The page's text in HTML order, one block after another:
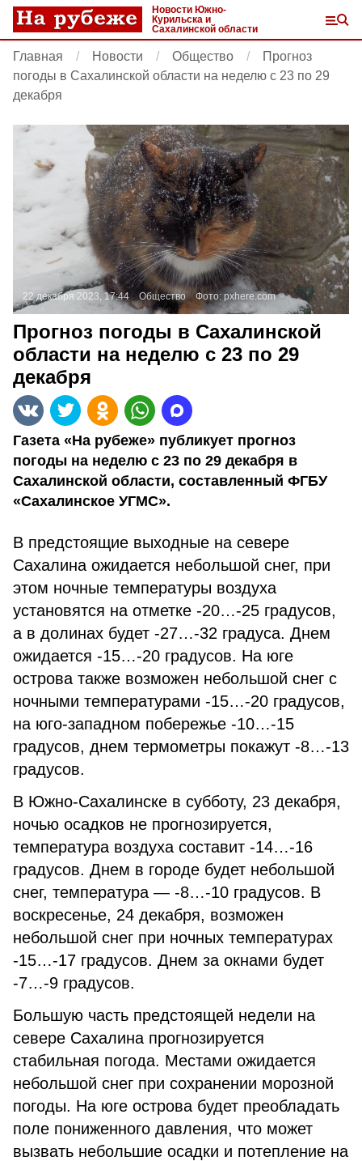
Новости Южно-
Курильска и
Сахалинской области
Главная Новости Общество
Прогноз
погоды в Сахалинской области на неделю с 23 по 29
декабря
22 декабря 2023, 17:44 Общество Фото: pxhere.com
Прогноз погоды в Сахалинской
области на неделю с 23 по 29
декабря
Газета «На рубеже» публикует прогноз
погоды на неделю с 23 по 29 декабря в
Сахалинской области, составленный ФГБУ
«Сахалинское УГМС».
В предстоящие выходные на севере
Сахалина ожидается небольшой снег, при
этом ночные температуры воздуха
установятся на отметке -20…-25 градусов,
а в долинах будет -27…-32 градуса. Днем
ожидается -15…-20 градусов. На юге
острова также возможен небольшой снег с
ночными температурами -15…-20 градусов,
на юго-западном побережье -10…-15
градусов, днем термометры покажут -8…-13
градусов.
В Южно-Сахалинске в субботу, 23 декабря,
ночью осадков не прогнозируется,
температура воздуха составит -14…-16
градусов. Днем в городе будет небольшой
снег, температура — -8…-10 градусов. В
воскресенье, 24 декабря, возможен
небольшой снег при ночных температурах
-15…-17 градусов. Днем за окнами будет
-7…-9 градусов.
Большую часть предстоящей недели на
севере Сахалина прогнозируется
стабильная погода. Местами ожидается
небольшой снег при сохранении морозной
погоды. На юге острова будет преобладать
поле пониженного давления, что может
вызвать небольшие осадки и потепление на